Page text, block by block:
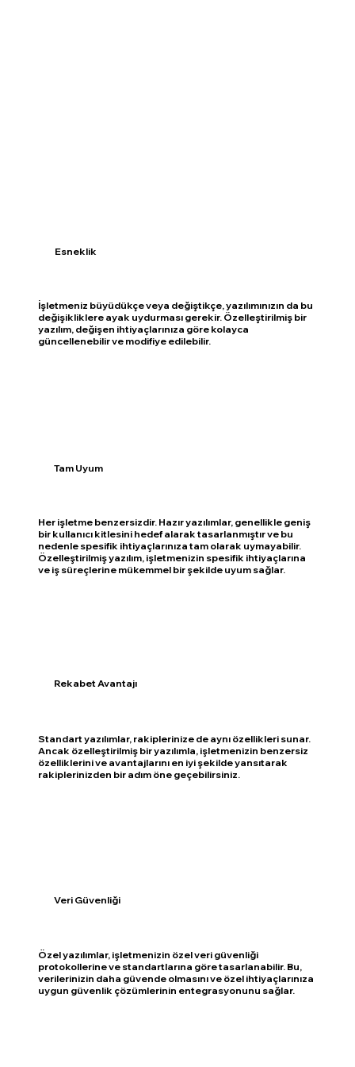
Tam Uyum
Her işletme benzersizdir. Hazır yazılımlar, genellikle geniş
bir kullanıcı kitlesini hedef alarak tasarlanmıştır ve bu
nedenle spesifik ihtiyaçlarınıza tam olarak uymayabilir.
Özelleştirilmiş yazılım, işletmenizin spesifik ihtiyaçlarına
ve iş süreçlerine mükemmel bir şekilde uyum sağlar.
Esneklik
İşletmeniz büyüdükçe veya değiştikçe, yazılımınızın da bu
değişikliklere ayak uydurması gerekir. Özelleştirilmiş bir
yazılım, değişen ihtiyaçlarınıza göre kolayca
güncellenebilir ve modifiye edilebilir.
Rekabet Avantajı
Standart yazılımlar, rakiplerinize de aynı özellikleri sunar.
Ancak özelleştirilmiş bir yazılımla, işletmenizin benzersiz
özelliklerini ve avantajlarını en iyi şekilde yansıtarak
rakiplerinizden bir adım öne geçebilirsiniz.
Veri Güvenliği
Özel yazılımlar, işletmenizin özel veri güvenliği
protokollerine ve standartlarına göre tasarlanabilir. Bu,
verilerinizin daha güvende olmasını ve özel ihtiyaçlarınıza
uygun güvenlik çözümlerinin entegrasyonunu sağlar.